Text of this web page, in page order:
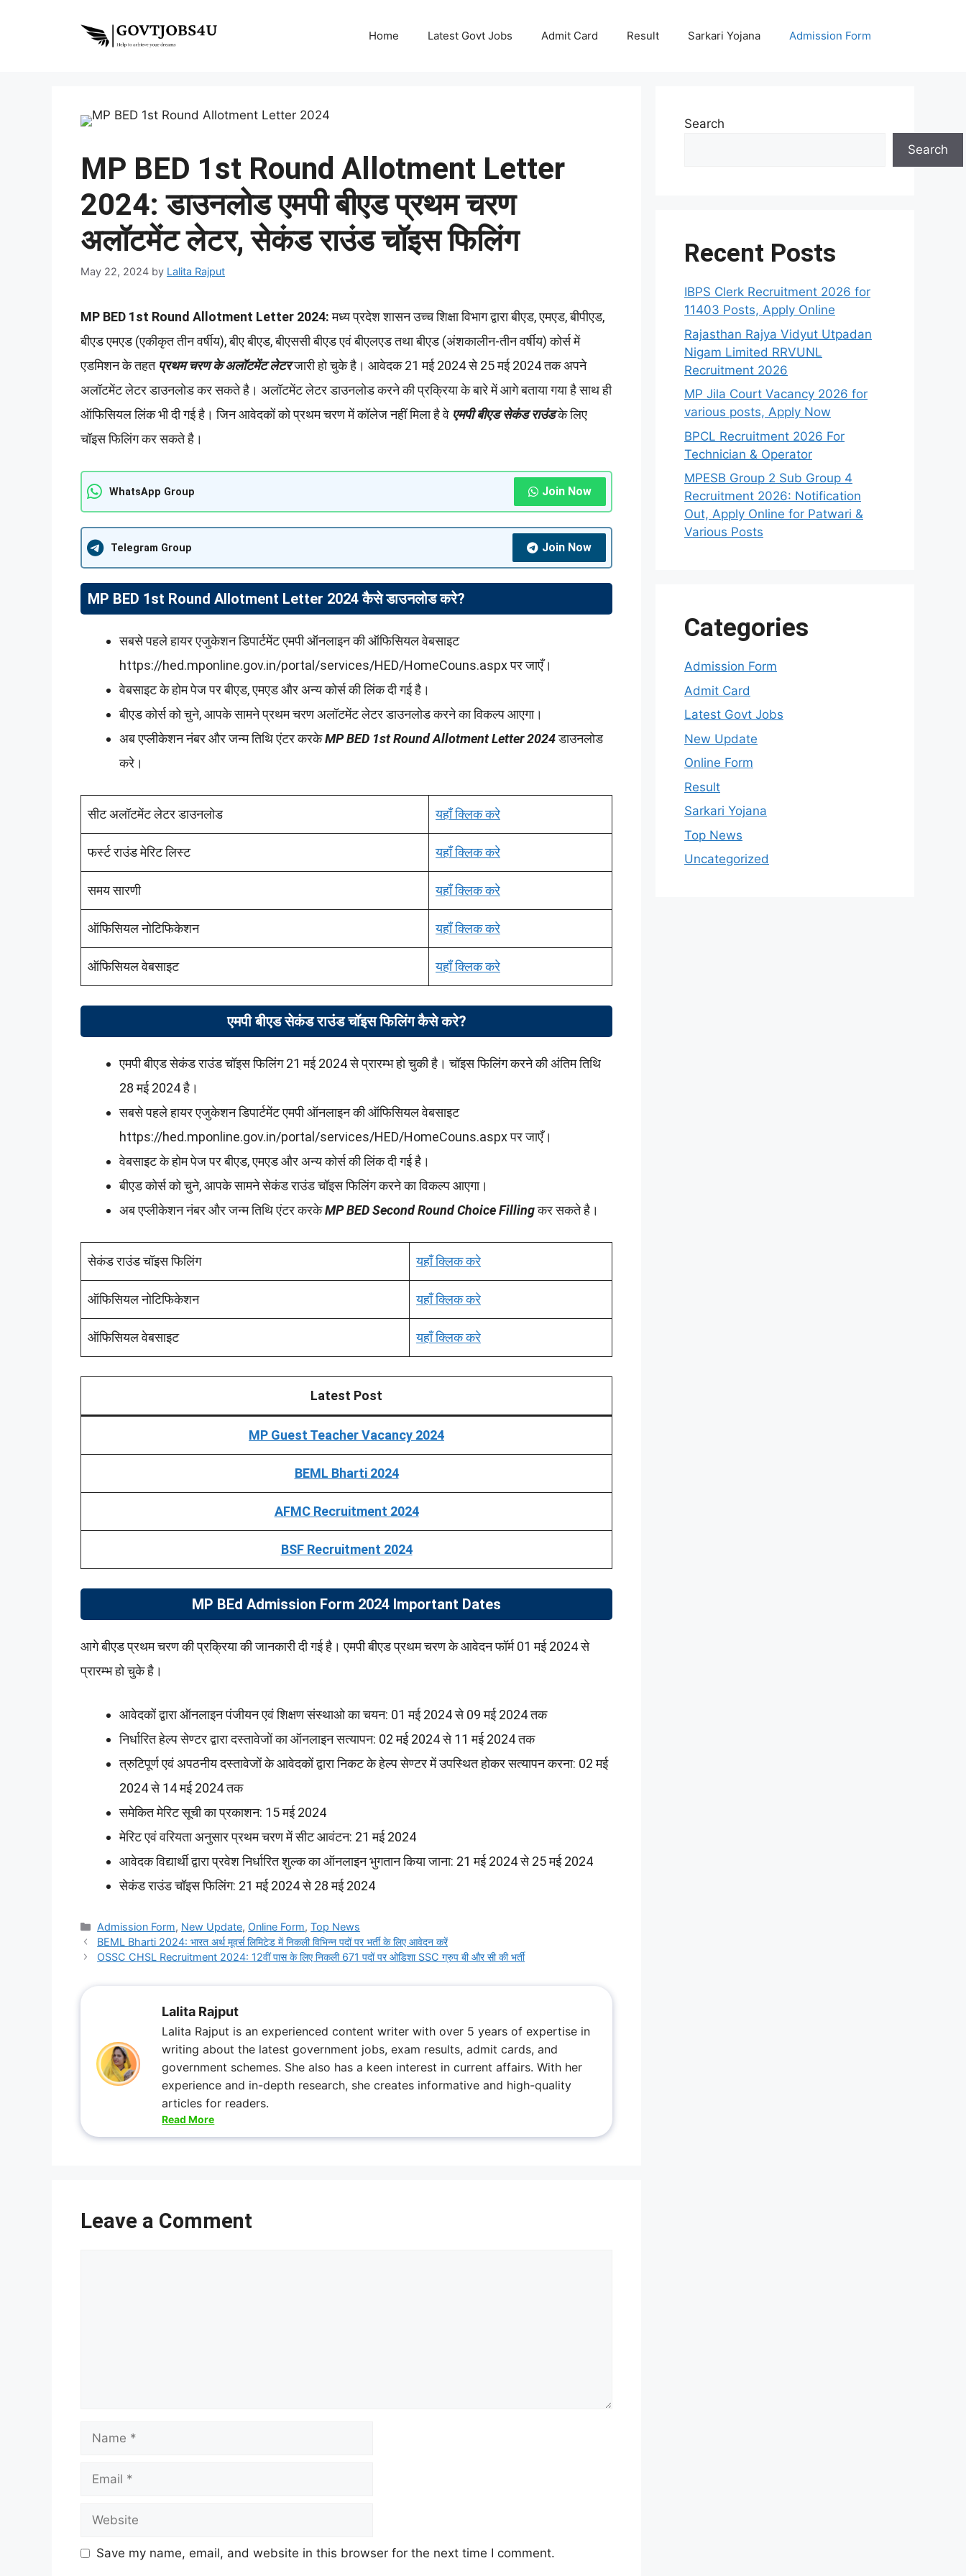
Home Latest Govt Jobs Admit Card Result Sarkari Yojana Admission Form
MP BED 1st Round Allotment Letter
2024: डाउनलोड एमपी बीएड प्रथम चरण
अलॉटमेंट लेटर, सेकंड राउंड चॉइस फिलिंग
May 22, 2024 by Lalita Rajput
MP BED 1st Round Allotment Letter 2024:मध्य प्रदेश शासन उच्च शिक्षा विभाग द्वारा बीएड, एमएड, बीपीएड,
बीएड एमएड (एकीकृत तीन वर्षीय), बीए बीएड, बीएससी बीएड एवं बीएलएड तथा बीएड (अंशकालीन-तीन वर्षीय) कोर्स में
एडमिशन के तहत प्रथम चरण के अलॉटमेंट लेटरजारी हो चुके है। आवेदक 21 मई 2024 से 25 मई 2024 तक अपने
अलॉटमेंट लेटर डाउनलोड कर सकते है। अलॉटमेंट लेटर डाउनलोड करने की प्रक्रिया के बारे में आगे बताया गया है साथ ही
ऑफिसियल लिंक भी दी गई है। जिन आवेदकों को प्रथम चरण में कॉलेज नहीं मिला है वे एमपी बीएड सेकंड राउंडके लिए
चॉइस फिलिंग कर सकते है।
WhatsApp Group Join Now
Telegram Group Join Now
MP BED 1st Round Allotment Letter 2024 कैसे डाउनलोड करे?
सबसे पहले हायर एजुकेशन डिपार्टमेंट एमपी ऑनलाइन की ऑफिसियल वेबसाइट
https://hed.mponline.gov.in/portal/services/HED/HomeCouns.aspx पर जाएँ।
वेबसाइट के होम पेज पर बीएड, एमएड और अन्य कोर्स की लिंक दी गई है।
बीएड कोर्स को चुने, आपके सामने प्रथम चरण अलॉटमेंट लेटर डाउनलोड करने का विकल्प आएगा।
अब एप्लीकेशन नंबर और जन्म तिथि एंटर करकेMP BED 1st Round Allotment Letter 2024डाउनलोड
करे।
सीट अलॉटमेंट लेटर डाउनलोड यहाँ क्लिक करे
फर्स्ट राउंड मेरिट लिस्ट यहाँ क्लिक करे
समय सारणी यहाँ क्लिक करे
ऑफिसियल नोटिफिकेशन यहाँ क्लिक करे
ऑफिसियल वेबसाइट यहाँ क्लिक करे
एमपी बीएड सेकंड राउंड चॉइस फिलिंग कैसे करे?
एमपी बीएड सेकंड राउंड चॉइस फिलिंग 21 मई 2024 से प्रारम्भ हो चुकी है। चॉइस फिलिंग करने की अंतिम तिथि
28 मई 2024 है।
सबसे पहले हायर एजुकेशन डिपार्टमेंट एमपी ऑनलाइन की ऑफिसियल वेबसाइट
https://hed.mponline.gov.in/portal/services/HED/HomeCouns.aspx पर जाएँ।
वेबसाइट के होम पेज पर बीएड, एमएड और अन्य कोर्स की लिंक दी गई है।
बीएड कोर्स को चुने, आपके सामने सेकंड राउंड चॉइस फिलिंग करने का विकल्प आएगा।
अब एप्लीकेशन नंबर और जन्म तिथि एंटर करकेMP BED Second Round Choice Fillingकर सकते है।
सेकंड राउंड चॉइस फिलिंग यहाँ क्लिक करे
ऑफिसियल नोटिफिकेशन यहाँ क्लिक करे
ऑफिसियल वेबसाइट यहाँ क्लिक करे
Latest Post
MP Guest Teacher Vacancy 2024
BEML Bharti 2024
AFMC Recruitment 2024
BSF Recruitment 2024
MP BEd Admission Form 2024 Important Dates
आगे बीएड प्रथम चरण की प्रक्रिया की जानकारी दी गई है। एमपी बीएड प्रथम चरण के आवेदन फॉर्म 01 मई 2024 से
प्रारम्भ हो चुके है।
आवेदकों द्वारा ऑनलाइन पंजीयन एवं शिक्षण संस्थाओ का चयन: 01 मई 2024 से 09 मई 2024 तक
निर्धारित हेल्प सेण्टर द्वारा दस्तावेजों का ऑनलाइन सत्यापन: 02 मई 2024 से 11 मई 2024 तक
त्रुटिपूर्ण एवं अपठनीय दस्तावेजों के आवेदकों द्वारा निकट के हेल्प सेण्टर में उपस्थित होकर सत्यापन करना: 02 मई
2024 से 14 मई 2024 तक
समेकित मेरिट सूची का प्रकाशन: 15 मई 2024
मेरिट एवं वरियता अनुसार प्रथम चरण में सीट आवंटन: 21 मई 2024
आवेदक विद्यार्थी द्वारा प्रवेश निर्धारित शुल्क का ऑनलाइन भुगतान किया जाना: 21 मई 2024 से 25 मई 2024
सेकंड राउंड चॉइस फिलिंग: 21 मई 2024 से 28 मई 2024
Categories
Admission Form, New Update, Online Form,Top News
BEML Bharti 2024: भारत अर्थ मूवर्स लिमिटेड में निकली विभिन्न पदों पर भर्ती के लिए आवेदन करें
OSSC CHSL Recruitment 2024: 12वीं पास के लिए निकली 671 पदों पर ओडिशा SSC ग्रुप बी और सी की भर्ती
Lalita Rajput
Lalita Rajput is an experienced content writer with over 5 years of expertise in
writing about the latest government jobs, exam results, admit cards, and
government schemes. She also has a keen interest in current affairs. With her
experience and in-depth research, she creates informative and high-quality
articles for readers.
Read More
Leave a Comment
Name
Email
Website
Save my name, email, and website in this browser for the next time I comment.
Search
Search
Recent Posts
IBPS Clerk Recruitment 2026 for
11403 Posts, Apply Online
Rajasthan Rajya Vidyut Utpadan
Nigam Limited RRVUNL
Recruitment 2026
MP Jila Court Vacancy 2026 for
various posts, Apply Now
BPCL Recruitment 2026 For
Technician & Operator
MPESB Group 2 Sub Group 4
Recruitment 2026: Notification
Out, Apply Online for Patwari &
Various Posts
Categories
Admission Form
Admit Card
Latest Govt Jobs
New Update
Online Form
Result
Sarkari Yojana
Top News
Uncategorized